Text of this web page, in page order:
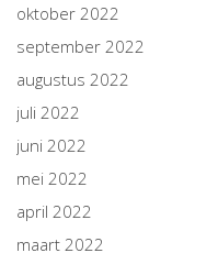
oktober 2022
september 2022
augustus 2022
juli 2022
juni 2022
mei 2022
april 2022
maart 2022